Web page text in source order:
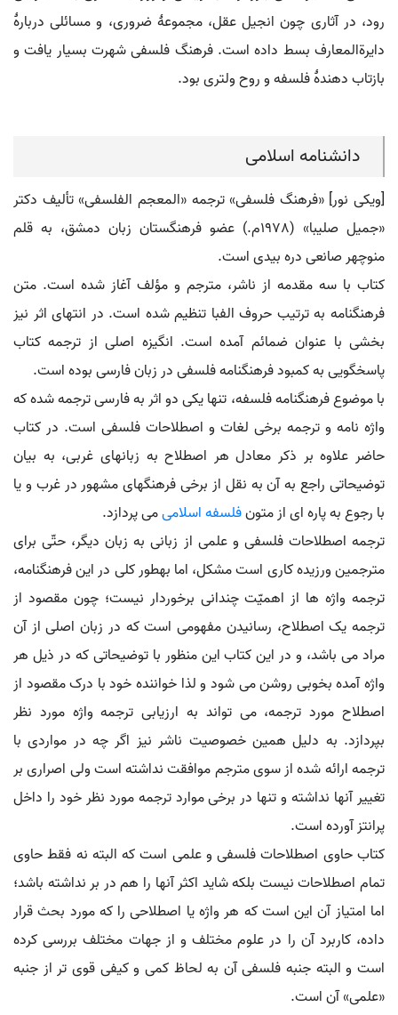
رود، در آثاری چون انجیل عقل، مجموعۀ ضروری، و مسائلی دربارۀ
دایرةالمعارف بسط داده است. فرهنگ فلسفی شهرت بسیار یافت و
بازتاب دهندۀ فلسفه و روح ولتری بود.
دانشنامه اسلامی
[ویکی نور] «فرهنگ فلسفی» ترجمه «المعجم الفلسفی» تألیف دکتر
«جمیل صلیبا» (1978م.) عضو فرهنگستان زبان دمشق، به قلم
منوچهر صانعی دره بیدی است.
کتاب با سه مقدمه از ناشر، مترجم و مؤلف آغاز شده است. متن
فرهنگنامه به ترتیب حروف الفبا تنظیم شده است. در انتهای اثر نیز
بخشی با عنوان ضمائم آمده است. انگیزه اصلی از ترجمه کتاب
پاسخگویی به کمبود فرهنگنامه فلسفی در زبان فارسی بوده است.
با موضوع فرهنگنامه فلسفه، تنها یکی دو اثر به فارسی ترجمه شده که
واژه نامه و ترجمه برخی لغات و اصطلاحات فلسفی است. در کتاب
حاضر علاوه بر ذکر معادل هر اصطلاح به زبانهای غربی، به بیان
توضیحاتی راجع به آن به نقل از برخی فرهنگهای مشهور در غرب و یا
با رجوع به پاره ای از متونفلسفه اسلامیمی پردازد.
ترجمه اصطلاحات فلسفی و علمی از زبانی به زبان دیگر، حتّی برای
مترجمین ورزیده کاری است مشکل، اما بهطور کلی در این فرهنگنامه،
ترجمه واژه ها از اهمیّت چندانی برخوردار نیست؛ چون مقصود از
ترجمه یک اصطلاح، رسانیدن مفهومی است که در زبان اصلی از آن
مراد می باشد، و در این کتاب این منظور با توضیحاتی که در ذیل هر
واژه آمده بخوبی روشن می شود و لذا خواننده خود با درک مقصود از
اصطلاح مورد ترجمه، می تواند به ارزیابی ترجمه واژه مورد نظر
بپردازد. به دلیل همین خصوصیت ناشر نیز اگر چه در مواردی با
ترجمه ارائه شده از سوی مترجم موافقت نداشته است ولی اصراری بر
تغییر آنها نداشته و تنها در برخی موارد ترجمه مورد نظر خود را داخل
پرانتز آورده است.
کتاب حاوی اصطلاحات فلسفی و علمی است که البته نه فقط حاوی
تمام اصطلاحات نیست بلکه شاید اکثر آنها را هم در بر نداشته باشد؛
اما امتیاز آن این است که هر واژه یا اصطلاحی را که مورد بحث قرار
داده، کاربرد آن را در علوم مختلف و از جهات مختلف بررسی کرده
است و البته جنبه فلسفی آن به لحاظ کمی و کیفی قوی تر از جنبه
«علمی» آن است.